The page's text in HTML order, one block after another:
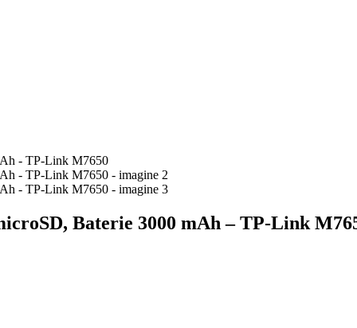
Baterie 3000 mAh – TP-Link